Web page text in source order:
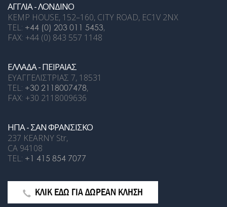
ΑΓΓΛΙΑ - ΛΟΝΔΙΝΟ
KEMP HOUSE, 152–160, CITY ROAD, EC1V 2NX
TEL: +44 (0) 203 011 5453,
FAX: +44 (0) 843 557 1148
ΕΛΛΑΔΑ - ΠΕΙΡΑΙΑΣ
ΕΥΑΓΓΕΛΙΣΤΡΙΑΣ 7, 18531
TEL: +30 2118007478,
FAX: +30 2118009636
ΗΠΑ - ΣΑΝ ΦΡΑΝΣΙΣΚΟ
237 KEARNY Str,
CA 94108
TEL: +1 415 854 7077
ΚΛΙΚ ΕΔΩ ΓΙΑ ΔΩΡΕΑΝ ΚΛΗΣΗ